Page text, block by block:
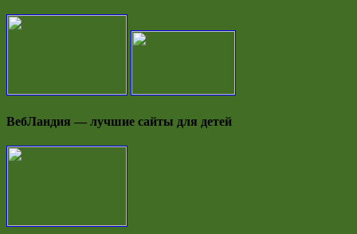
ВебЛандия — лучшие сайты для детей